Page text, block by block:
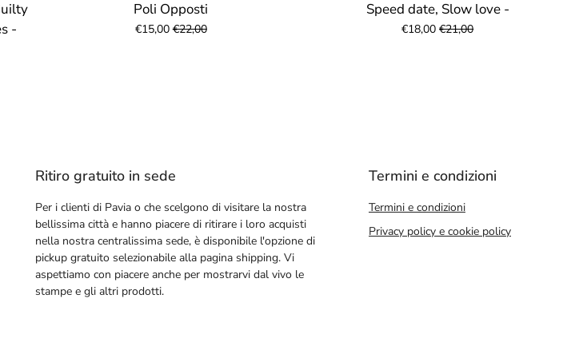
-
Poli Opposti
€15,00€22,00
Speed date, Slow love -
€18,00€21,00
Ritiro gratuito in sede
Per i clienti di Pavia o che scelgono di visitare la nostra
bellissima città e hanno piacere di ritirare i loro acquisti
nella nostra centralissima sede, è disponibile l'opzione di
pickup gratuito selezionabile alla pagina shipping. Vi
aspettiamo con piacere anche per mostrarvi dal vivo le
stampe e gli altri prodotti.
Termini e condizioni
Termini e condizioni
Privacy policy e cookie policy